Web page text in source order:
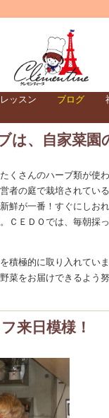
レモンティーヌ
レッスン ブログ
は、自家菜園
くさんのハーブ類が使
者の庭で栽培されてい
鮮が一番！すぐにしお
ＣＥＤＯでは、毎朝採
積極的に取り入れてい
菜をお届けできるよう努
来日模様！